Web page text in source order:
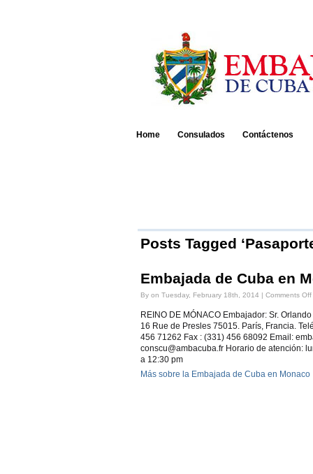
Home Consulados Contáctenos
Posts Tagged
Embajada de Cuba en
By on Tuesday, February 18th, 2014 | Comments Off
REINO DE MÓNACO Embajador: Sr.
16 Rue de Presles 75015. París, Francia.
456 71262 Fax : (331) 456 68092 Email:
conscu@ambacuba.fr Horario de atención:
a 12:30 pm
Más sobre la Embajada de Cuba en Monaco